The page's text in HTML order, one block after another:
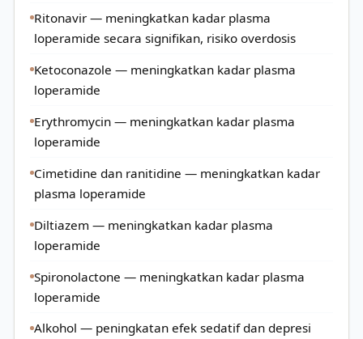
Ritonavir — meningkatkan kadar plasma
loperamide secara signifikan, risiko overdosis
Ketoconazole — meningkatkan kadar plasma
loperamide
Erythromycin — meningkatkan kadar plasma
loperamide
Cimetidine dan ranitidine — meningkatkan kadar
plasma loperamide
Diltiazem — meningkatkan kadar plasma
loperamide
Spironolactone — meningkatkan kadar plasma
loperamide
Alkohol — peningkatan efek sedatif dan depresi